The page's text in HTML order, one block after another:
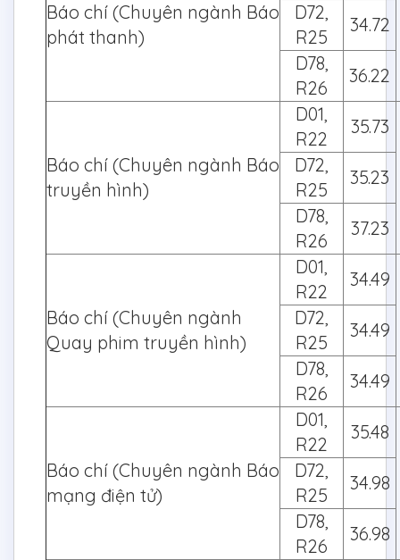
Báo chí (Chuyên ngành Báo
phát thanh)
D72,
R25
34.72
D78,
R26
36.22
Báo chí (Chuyên ngành Báo
truyền hình)
D01,
R22
35.73
D72,
R25
35.23
D78,
R26
37.23
Báo chí (Chuyên ngành
Quay phim truyền hình)
D01,
R22
34.49
D72,
R25
34.49
D78,
R26
34.49
Báo chí (Chuyên ngành Báo
mạng điện tử)
D01,
R22
35.48
D72,
R25
34.98
D78,
R26
36.98